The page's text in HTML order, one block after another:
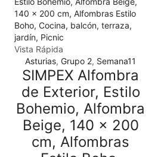
Vista Rápida
Asturias, Grupo 2, Semana11
SIMPEX Alfombra
de Exterior, Estilo
Bohemio, Alfombra
Beige, 140 x 200
cm, Alfombras